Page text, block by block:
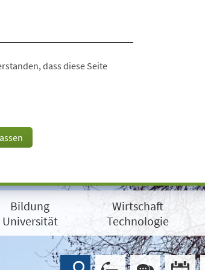
dass diese Seite
Bildung
Universität
Wirtschaft
Technologie